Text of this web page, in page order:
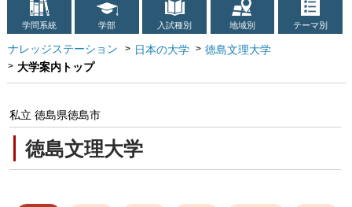
学問系統 学部 入試種別 地域別 テーマ別
ナレッジステーション 日本の大学
徳島文理大学
大学案内トップ
徳島文理大学
私立 徳島県徳島市